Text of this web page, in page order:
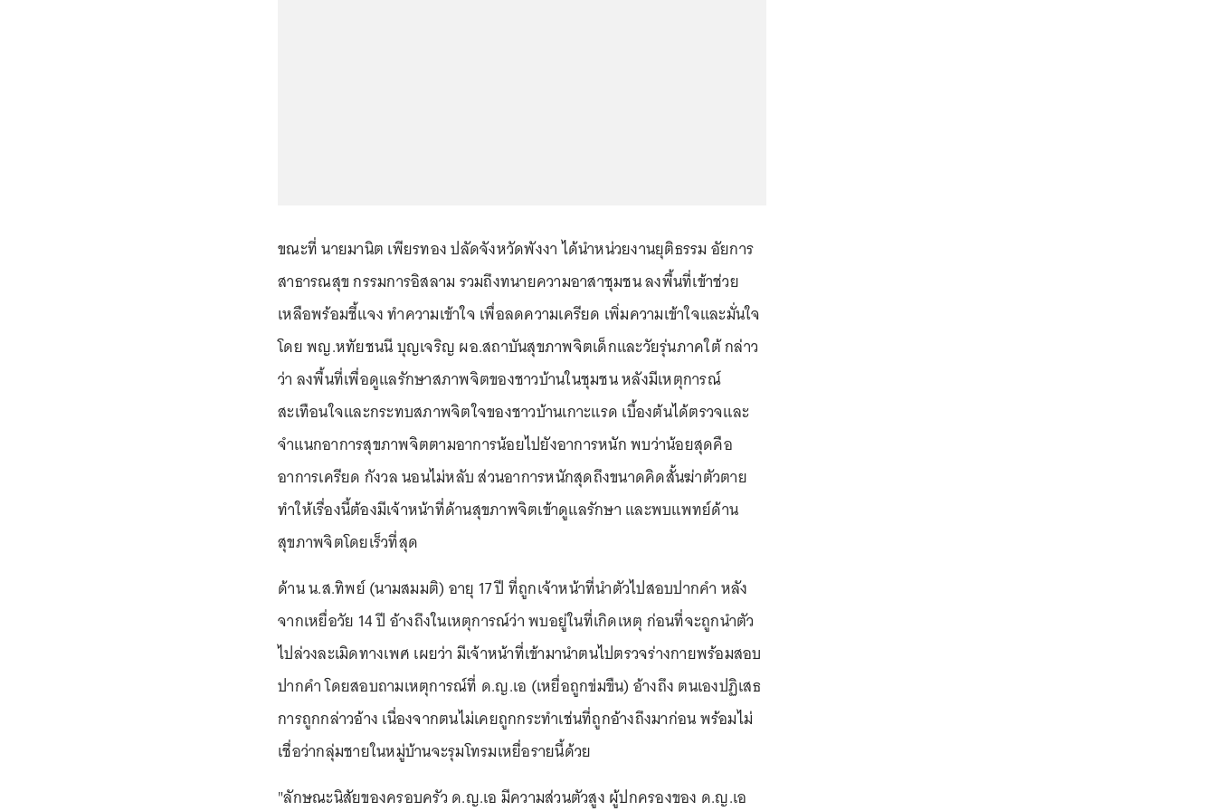
ขณะที่ นายมานิต เพียรทอง ปลัดจังหวัดพังงา ได้นำหน่วยงานยุติธรรม อัยการ
สาธารณสุข กรรมการอิสลาม รวมถึงทนายความอาสาชุมชน ลงพื้นที่เข้าช่วย
เหลือพร้อมชี้แจง ทำความเข้าใจ เพื่อลดความเครียด เพิ่มความเข้าใจและมั่นใจ
โดย พญ.หทัยชนนี บุญเจริญ ผอ.สถาบันสุขภาพจิตเด็กและวัยรุ่นภาคใต้ กล่าว
ว่า ลงพื้นที่เพื่อดูแลรักษาสภาพจิตของชาวบ้านในชุมชน หลังมีเหตุการณ์
สะเทือนใจและกระทบสภาพจิตใจของชาวบ้านเกาะแรด เบื้องต้นได้ตรวจและ
จำแนกอาการสุขภาพจิตตามอาการน้อยไปยังอาการหนัก พบว่าน้อยสุดคือ
อาการเครียด กังวล นอนไม่หลับ ส่วนอาการหนักสุดถึงขนาดคิดสั้นฆ่าตัวตาย
ทำให้เรื่องนี้ต้องมีเจ้าหน้าที่ด้านสุขภาพจิตเข้าดูแลรักษา และพบแพทย์ด้าน
สุขภาพจิตโดยเร็วที่สุด
ด้าน น.ส.ทิพย์ (นามสมมติ) อายุ 17 ปี ที่ถูกเจ้าหน้าที่นำตัวไปสอบปากคำ หลัง
จากเหยื่อวัย 14 ปี อ้างถึงในเหตุการณ์ว่า พบอยู่ในที่เกิดเหตุ ก่อนที่จะถูกนำตัว
ไปล่วงละเมิดทางเพศ เผยว่า มีเจ้าหน้าที่เข้ามานำตนไปตรวจร่างกายพร้อมสอบ
ปากคำ โดยสอบถามเหตุการณ์ที่ ด.ญ.เอ (เหยื่อถูกข่มขืน) อ้างถึง ตนเองปฏิเสธ
การถูกกล่าวอ้าง เนื่องจากตนไม่เคยถูกกระทำเช่นที่ถูกอ้างถึงมาก่อน พร้อมไม่
เชื่อว่ากลุ่มชายในหมู่บ้านจะรุมโทรมเหยื่อรายนี้ด้วย
"ลักษณะนิสัยของครอบครัว ด.ญ.เอ มีความส่วนตัวสูง ผู้ปกครองของ ด.ญ.เอ